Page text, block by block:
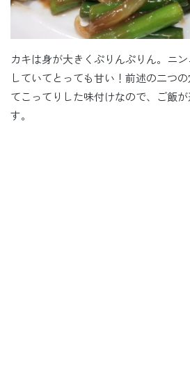
カキは身が大きくぷりんぷりん。ニ
していてとっても甘い！前述の二つ
てこってりした味付けなので、ご飯
す。